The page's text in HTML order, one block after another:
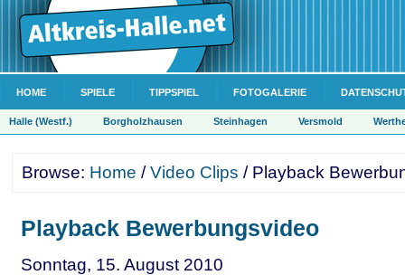
HOME SPIELE TIPPSPIEL FOTOGALERIE
Halle (Westf.) Borgholzhausen Steinhagen Versmold
Browse: Home /Video Clips / Playback
Playback Bewerbungsvideo
Sonntag, 15. August 2010